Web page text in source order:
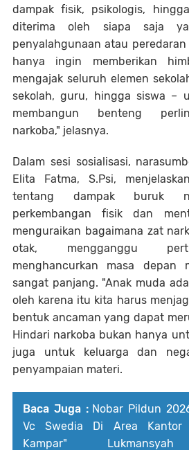
dampak fisik, psikologis,
diterima oleh siapa saja
penyalahgunaan atau
hanya ingin memberikan
mengajak seluruh elemen
sekolah, guru, hingga siswa –
membangun benteng
narkoba," jelasnya.
Dalam sesi sosialisasi,
Elita Fatma, S.Psi,
tentang dampak buruk
perkembangan fisik dan
menguraikan bagaimana zat
otak, mengganggu
menghancurkan masa depan
sangat panjang. "Anak muda
oleh karena itu kita harus
bentuk ancaman yang dapat
Hindari narkoba bukan hanya
juga untuk keluarga dan
penyampaian materi.
Baca Juga : Nobar Pildun
Vc Swedia Di Area Kantor
Kampar"